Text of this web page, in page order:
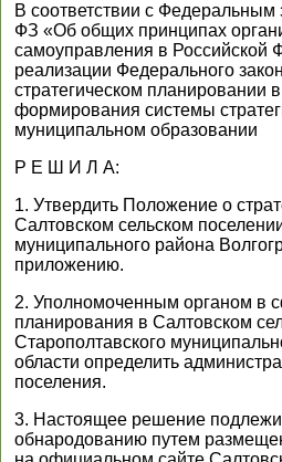
В соответствии с
ФЗ «Об общих принципах
самоуправления в Российской
реализации Федерального
стратегическом планировании
формирования системы
муниципальном образовании
Р Е Ш И Л А:
1. Утвердить Положение о
Салтовском сельском
муниципального района
приложению.
2. Уполномоченным органом в
планирования в Салтовском
Старополтавского
области определить
поселения.
3. Настоящее решение
обнародованию путем